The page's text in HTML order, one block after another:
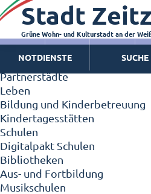
Zeitz - Die Kleinstadt
Willkommen in Zeitz!
Interview mit
Zeitz - Stadt der Zukunft
Ortschaften
Partnerstädte
Leben
Bildung und Kinderbetreuung
Kindertagesstätten
Schulen
Digitalpakt Schulen
Bibliotheken
Aus- und Fortbildung
Musikschulen
Stadt Zeitz
Grüne Wohn- und Kulturstadt an der
NOTDIENSTE SUCHE